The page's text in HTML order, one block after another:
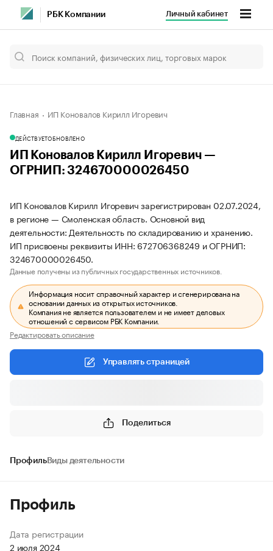
РБК Компании Личный кабинет
Главная ИП Коновалов Кирилл Игоревич
ДЕЙСТВУЕТОБНОВЛЕНО
ИП Коновалов Кирилл Игоревич —
ОГРНИП: 324670000026450
ИП Коновалов Кирилл Игоревич зарегистрирован 02.07.2024,
в регионе — Смоленская область. Основной вид
деятельности: Деятельность по складированию и хранению.
ИП присвоены реквизиты ИНН: 672706368249 и ОГРНИП:
324670000026450.
Данные получены из публичных государственных источников.
Информация носит справочный характер и сгенерирована на
основании данных из открытых источников.
Компания не является пользователем и не имеет деловых
отношений с сервисом РБК Компании.
Редактировать описание
Управлять страницей
Поделиться
ПрофильВиды деятельности
Профиль
Дата регистрации
2 июля 2024